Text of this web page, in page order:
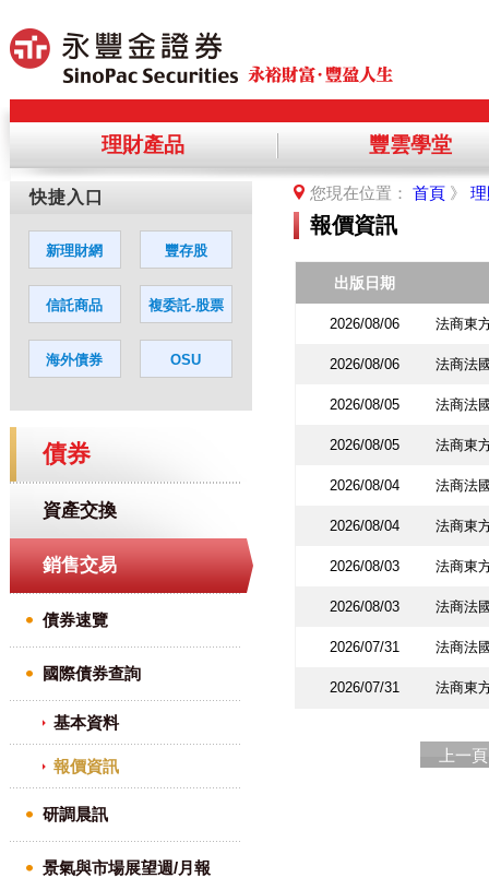
理財產品 豐雲學堂
債券
資產交換
銷售交易
債券速覽
國際債券查詢
基本資料
報價資訊
研調晨訊
景氣與市場展望週/月報
您現在位置： 首頁 》
報價資訊
出版日期
2026/08/06 法商東
2026/08/06 法商法
2026/08/05 法商法
2026/08/05 法商東
2026/08/04 法商法
2026/08/04 法商東
2026/08/03 法商東
2026/08/03 法商法
2026/07/31 法商法
2026/07/31 法商東
上一頁
您若同意繼續進入該網站，請點選